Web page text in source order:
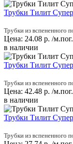
Трубки Тилит
Трубки из вспененного
Цена: 24.08 р. /м.пог.
в наличии
Трубки Тилит
Трубки из вспененного
Цена: 42.48 р. /м.пог.
в наличии
Трубки Тилит
Трубки из вспененного